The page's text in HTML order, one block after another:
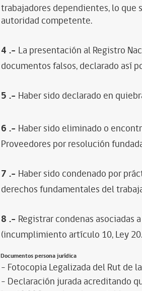
trabajadores dependientes, lo
autoridad competente.
4 .- La presentación al Registro
documentos falsos, declarado así
5 .- Haber sido declarado en
6 .- Haber sido eliminado o
Proveedores por resolución
7 .- Haber sido condenado por
derechos fundamentales del
8 .- Registrar condenas asociadas
(incumplimiento artículo 10, Ley
Documentos persona jurídica
- Fotocopia Legalizada del Rut de
- Declaración jurada acreditando